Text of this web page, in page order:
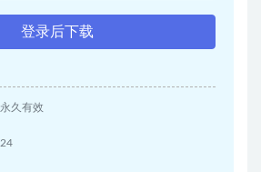
登录后下载
永久有效
24